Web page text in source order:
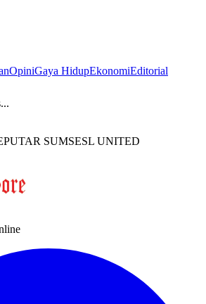
OpiniGaya HidupEkonomiEditorial
SUMSESL UNITED